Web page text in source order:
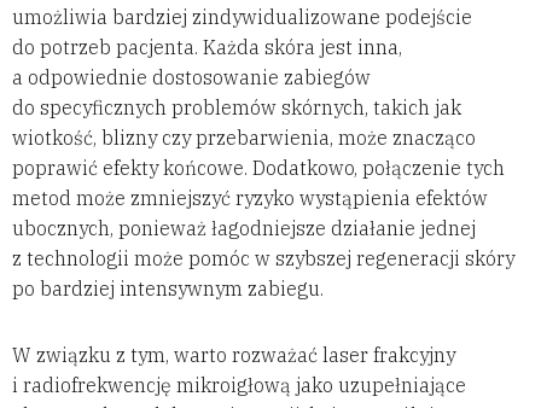
umożliwia bardziej zindywidualizowane podejście
do potrzeb pacjenta. Każda skóra jest inna,
a odpowiednie dostosowanie zabiegów
do specyficznych problemów skórnych, takich jak
wiotkość, blizny czy przebarwienia, może znacząco
poprawić efekty końcowe. Dodatkowo, połączenie tych
metod może zmniejszyć ryzyko wystąpienia efektów
ubocznych, ponieważ łagodniejsze działanie jednej
z technologii może pomóc w szybszej regeneracji skóry
po bardziej intensywnym zabiegu.
W związku z tym, warto rozważać laser frakcyjny
i radiofrekwencję mikroigłową jako uzupełniające